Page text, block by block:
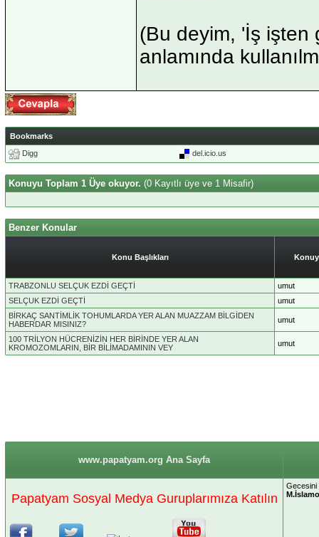
(Bu deyim, 'İş işten
anlamında
Bookmarks
Digg
del.icio.us
Konuyu Toplam 1 Üye okuyor. (0 Kayıtlı üye ve 1 Misafir)
Benzer Konular
Konu Başlıkları
TRABZONLU SELÇUK EZDİ GEÇTİ
umut
SELÇUK EZDİ GEÇTİ
umut
BİRKAÇ SANTİMLİK TOHUMLARDA YER ALAN MUAZZAM BİLGİDEN
HABERDAR MISINIZ?
umut
100 TRİLYON HÜCRENİZİN HER BİRİNDE YER ALAN
KROMOZOMLARIN, BİR BİLİMADAMININ VEY
umut
www.papatyam.org Ana Sayfa
Papatyam Sosyal Medya Guruplarımıza Katılın
Gecesini